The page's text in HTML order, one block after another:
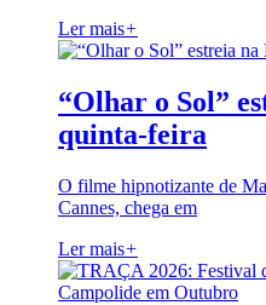
Ler mais+
“Olhar o Sol”
quinta-feira
O filme hipnotizante de
Cannes, chega em
Ler mais+